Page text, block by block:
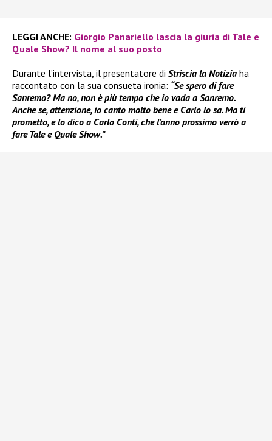
LEGGI ANCHE: Giorgio Panariello lascia la giuria di Tale e
Quale Show? Il nome al suo posto
Durante l’intervista, il presentatore di Striscia la Notizia ha
raccontato con la sua consueta ironia: “Se spero di fare
Sanremo? Ma no, non è più tempo che io vada a Sanremo.
Anche se, attenzione, io canto molto bene e Carlo lo sa. Ma ti
prometto, e lo dico a Carlo Conti, che l’anno prossimo verrò a
fare Tale e Quale Show.”